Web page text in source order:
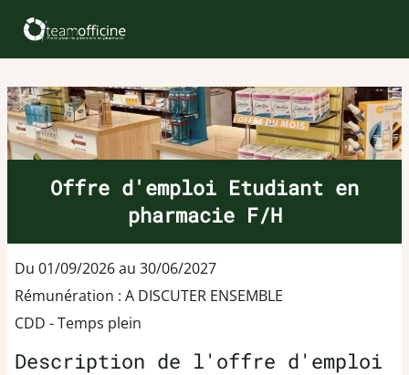
Offre d'emploi Etudiant en
pharmacie F/H
Du 01/09/2026 au 30/06/2027
Rémunération : A DISCUTER ENSEMBLE
CDD - Temps plein
Description de l'offre d'emploi